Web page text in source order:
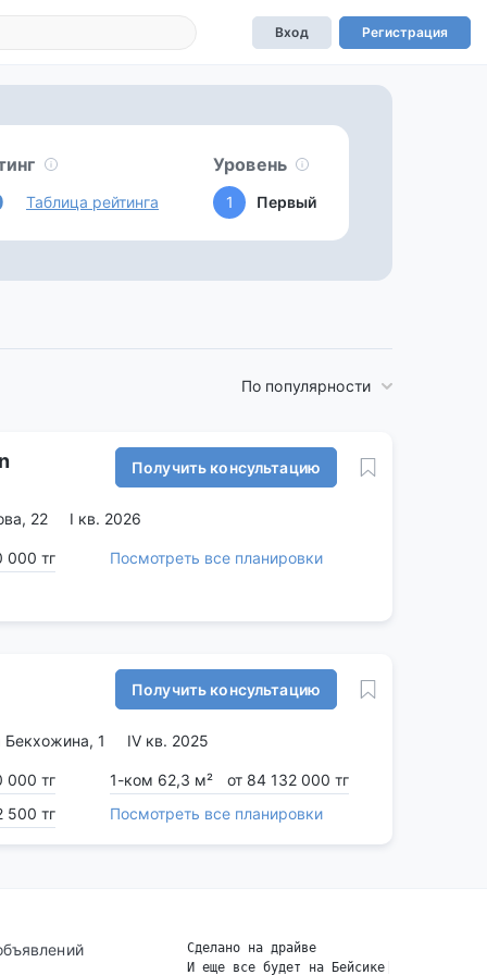
Вход Регистрация
Таблица рейтинга
Уровень
1 Первый
По популярности
Получить консультацию
22 I кв. 2026
000 тг Посмотреть все планировки
Получить консультацию
1 IV кв. 2025
000 тг 1-ком 62,3 м²
от 84 132 000 тг
500 тг Посмотреть все планировки
Сделано на драйве
И еще все будет на Бейсике